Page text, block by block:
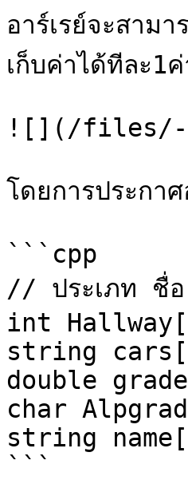
อาร์เรย์จะสาม
เก็บค่าได้ทีละ1ค่
![](/files/-
โดยการประกา
```cpp
// ประเภท ชื่
int
string
double
char
string
```